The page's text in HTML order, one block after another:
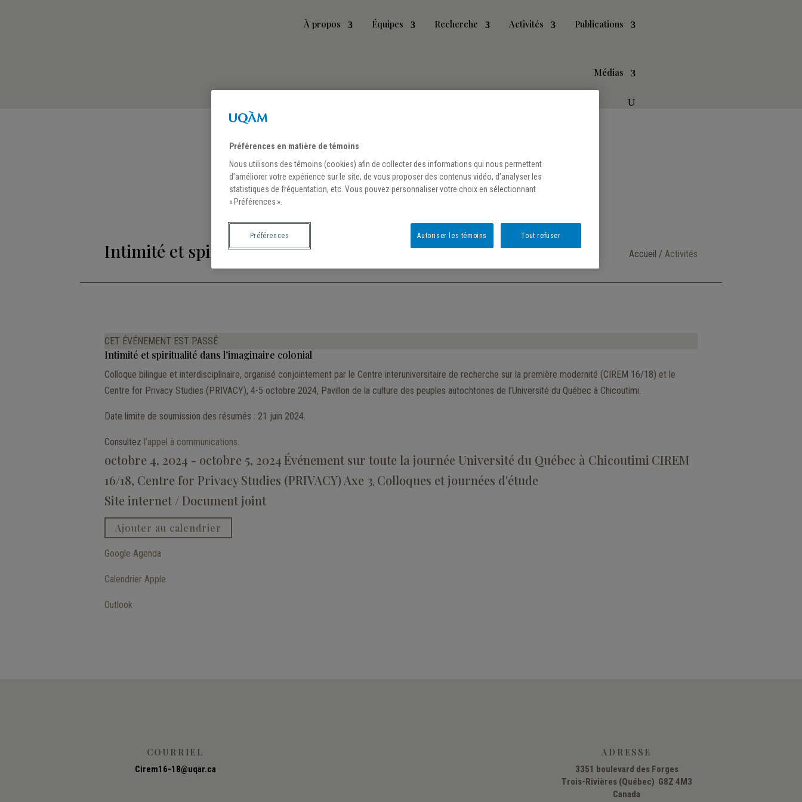
À propos Équipes Recherche Activités Publications
Médias
Intimité et spiritualité dans l’imaginaire colonial Accueil /Activités
CET ÉVÉNEMENT EST PASSÉ.
Intimité et spiritualité dans l’imaginaire colonial
Colloque bilingue et interdisciplinaire, organisé conjointement par le Centre interuniversitaire de recherche sur la première modernité (CIREM 16/18) et le
Centre for Privacy Studies (PRIVACY), 4-5 octobre 2024, Pavillon de la culture des peuples autochtones de l’Université du Québec à Chicoutimi.
Date limite de soumission des résumés : 21 juin 2024.
Consultez l’appel à communications.
octobre 4, 2024 - octobre 5, 2024 Événement sur toute la journée Université du Québec à Chicoutimi CIREM
16/18, Centre for Privacy Studies (PRIVACY)Axe 3, Colloques et journées d'étude
Site internet / Document joint
Ajouter au calendrier
Google Agenda
Calendrier Apple
Outlook
COURRIEL
Cirem16-18@uqar.ca
ADRESSE
3351 boulevard des Forges
Trois-Rivières (Québec) G8Z 4M3
Canada
Préférences en matière de témoins
Nous utilisons des témoins (cookies) afin de collecter des informations qui nous permettent
d’améliorer votre expérience sur le site, de vous proposer des contenus vidéo, d’analyser les
statistiques de fréquentation, etc. Vous pouvez personnaliser votre choix en sélectionnant
« Préférences ».
Tout refuser
Autoriser les témoins
Préférences